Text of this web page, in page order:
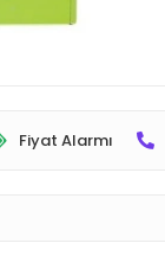
Fiyat Alarmı